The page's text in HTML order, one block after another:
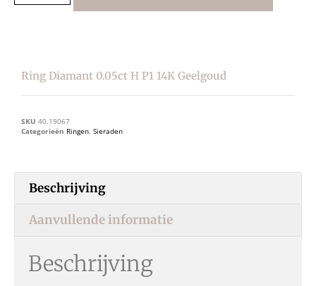
Ring Diamant 0.05ct H P1 14K Geelgoud
SKU 40.19067
Categorieën Ringen, Sieraden
Beschrijving
Aanvullende informatie
Beschrijving